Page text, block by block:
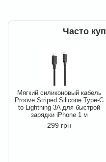
Часто
Мягкий силиконовый кабель
Proove Striped Silicone Type-C
to Lightning 3A для быстрой
зарядки iPhone 1 м
299 грн